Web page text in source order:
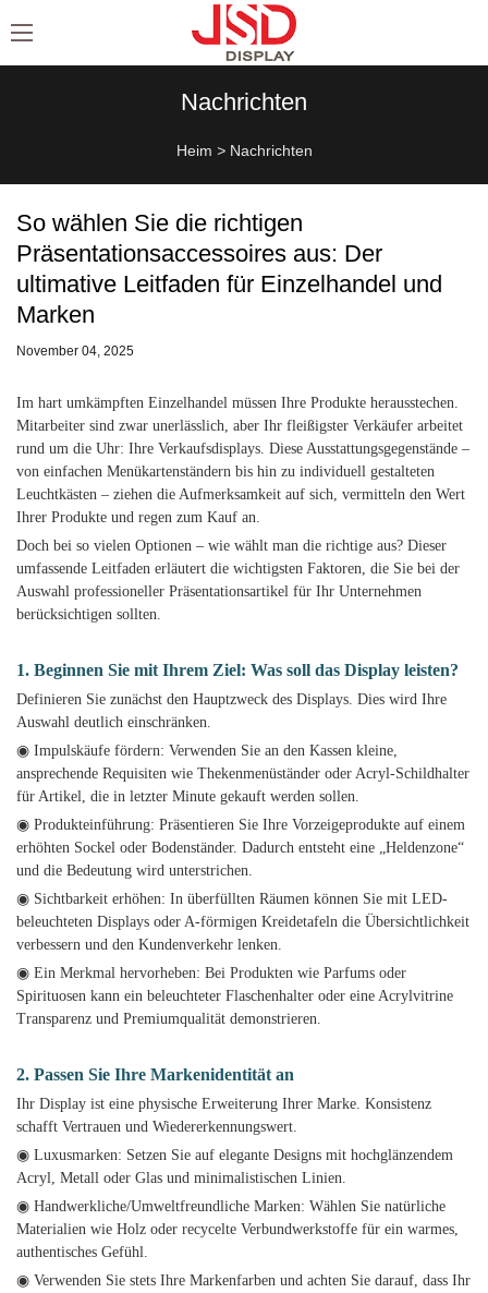
Nachrichten
Heim > Nachrichten
So wählen Sie die richtigen
Präsentationsaccessoires aus: Der
ultimative Leitfaden für Einzelhandel und
Marken
November 04, 2025
Im hart umkämpften Einzelhandel müssen Ihre Produkte herausstechen.
Mitarbeiter sind zwar unerlässlich, aber Ihr fleißigster Verkäufer arbeitet
rund um die Uhr: Ihre Verkaufsdisplays. Diese Ausstattungsgegenstände –
von einfachen Menükartenständern bis hin zu individuell gestalteten
Leuchtkästen – ziehen die Aufmerksamkeit auf sich, vermitteln den Wert
Ihrer Produkte und regen zum Kauf an.
Doch bei so vielen Optionen – wie wählt man die richtige aus? Dieser
umfassende Leitfaden erläutert die wichtigsten Faktoren, die Sie bei der
Auswahl professioneller Präsentationsartikel für Ihr Unternehmen
berücksichtigen sollten.
1. Beginnen Sie mit Ihrem Ziel: Was soll das Display leisten?
Definieren Sie zunächst den Hauptzweck des Displays. Dies wird Ihre
Auswahl deutlich einschränken.
◉ Impulskäufe fördern: Verwenden Sie an den Kassen kleine,
ansprechende Requisiten wie Thekenmenüständer oder Acryl-Schildhalter
für Artikel, die in letzter Minute gekauft werden sollen.
◉ Produkteinführung: Präsentieren Sie Ihre Vorzeigeprodukte auf einem
erhöhten Sockel oder Bodenständer. Dadurch entsteht eine „Heldenzone“
und die Bedeutung wird unterstrichen.
◉ Sichtbarkeit erhöhen: In überfüllten Räumen können Sie mit LED-
beleuchteten Displays oder A-förmigen Kreidetafeln die Übersichtlichkeit
verbessern und den Kundenverkehr lenken.
◉ Ein Merkmal hervorheben: Bei Produkten wie Parfums oder
Spirituosen kann ein beleuchteter Flaschenhalter oder eine Acrylvitrine
Transparenz und Premiumqualität demonstrieren.
2. Passen Sie Ihre Markenidentität an
Ihr Display ist eine physische Erweiterung Ihrer Marke. Konsistenz
schafft Vertrauen und Wiedererkennungswert.
◉ Luxusmarken: Setzen Sie auf elegante Designs mit hochglänzendem
Acryl, Metall oder Glas und minimalistischen Linien.
◉ Handwerkliche/Umweltfreundliche Marken: Wählen Sie natürliche
Materialien wie Holz oder recycelte Verbundwerkstoffe für ein warmes,
authentisches Gefühl.
◉ Verwenden Sie stets Ihre Markenfarben und achten Sie darauf, dass Ihr